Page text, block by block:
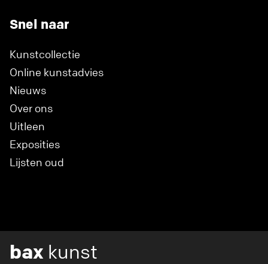
Snel naar
Kunstcollectie
Online kunstadvies
Nieuws
Over ons
Uitleen
Exposities
Lijsten oud
bax kunst